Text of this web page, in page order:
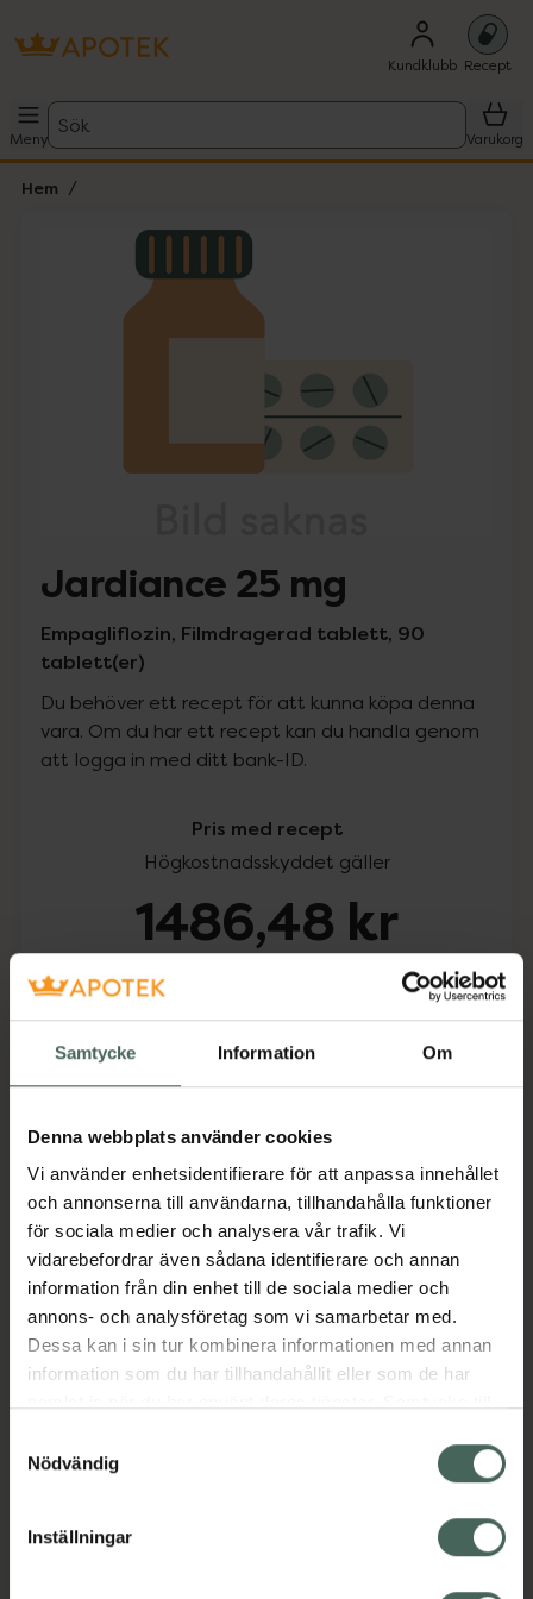
Samtycke Information Om
Denna webbplats använder cookies
Vi använder enhetsidentifierare för att anpassa innehållet
och annonserna till användarna, tillhandahålla funktioner
för sociala medier och analysera vår trafik. Vi
vidarebefordrar även sådana identifierare och annan
information från din enhet till de sociala medier och
annons- och analysföretag som vi samarbetar med.
Dessa kan i sin tur kombinera informationen med annan
information som du har tillhandahållit eller som de har
återkalla ditt samtycke via webbplatsens
cookieinställningar. Ett återkallat samtycke påverkar inte
lagligheten av behandling som skett innan återkallelsen.
Nödvändig
Inställningar
Kundklubb Recept
Meny
Sök
Varukorg
Hem
Lista: . Innehåller 1 objekt.
Jardiance 25 mg
Empagliflozin, Filmdragerad tablett, 90
tablett(er)
Du behöver ett recept för att kunna köpa denna
vara. Om du har ett recept kan du handla genom
att logga in med ditt bank-ID.
Pris med recept
Högkostnadsskyddet gäller
1486,48 kr
Köp via ditt recept
Beskrivning Dölj
Läs alltid bipacksedeln innan
användning.
EAN:07046265397366
Visa